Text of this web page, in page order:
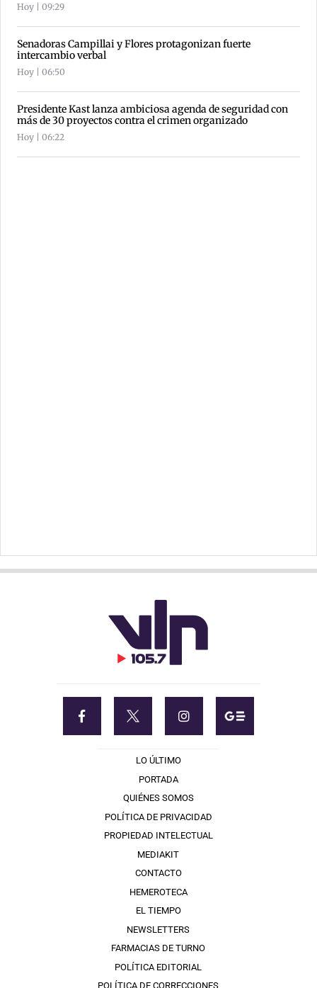
Hoy | 09:29
Senadoras Campillai y Flores protagonizan fuerte
intercambio verbal
Hoy | 06:50
Presidente Kast lanza ambiciosa agenda de seguridad con
más de 30 proyectos contra el crimen organizado
Hoy | 06:22
LO ÚLTIMO
PORTADA
QUIÉNES SOMOS
POLÍTICA DE PRIVACIDAD
PROPIEDAD INTELECTUAL
MEDIAKIT
CONTACTO
HEMEROTECA
EL TIEMPO
NEWSLETTERS
FARMACIAS DE TURNO
POLÍTICA EDITORIAL
POLÍTICA DE CORRECCIONES